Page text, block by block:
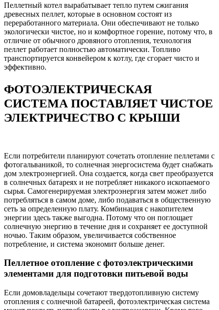
Пеллетный котел вырабатывает тепло путем сжигания
древесных пеллет, которые в основном состоят из
переработанного материала. Они обеспечивают не только
экологически чистое, но и комфортное горение, потому что, в
отличие от обычного дровяного отопления, технология
пеллет работает полностью автоматически. Топливо
транспортируется конвейером к котлу, где сгорает чисто и
эффективно.
ФОТОЭЛЕКТРИЧЕСКАЯ
СИСТЕМА ПОСТАВЛЯЕТ ЧИСТОЕ
ЭЛЕКТРИЧЕСТВО С КРЫШИ
Если потребители планируют сочетать отопление пеллетами с
фотогальваникой, то солнечная энергосистема будет снабжать
дом электроэнергией. Она создается, когда свет преобразуется
в солнечных батареях и не потребляет никакого ископаемого
сырья. Самогенерируемая электроэнергия затем может либо
потребляться в самом доме, либо подаваться в общественную
сеть за определенную плату. Комбинация с накопителем
энергии здесь также выгодна. Потому что он поглощает
солнечную энергию в течение дня и сохраняет ее доступной
ночью. Таким образом, увеличивается собственное
потребление, и система экономит больше денег.
Пеллетное отопление с фотоэлектрическими
элементами для подготовки питьевой воды
Если домовладельцы сочетают твердотопливную систему
отопления с солнечной батареей, фотоэлектрическая система